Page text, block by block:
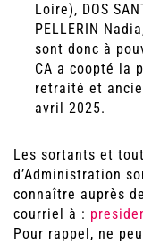
Loire), DOS
PELLERIN
sont donc à
CA a coopté la
retraité et
avril 2025.
Les sortants et
d’Administration
connaître auprès
courriel à :
Pour rappel, ne